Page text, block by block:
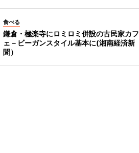
食べる
鎌倉・極楽寺にロミロミ併設の古民家カフ
ェ－ビーガンスタイル基本に(湘南経済新
聞）